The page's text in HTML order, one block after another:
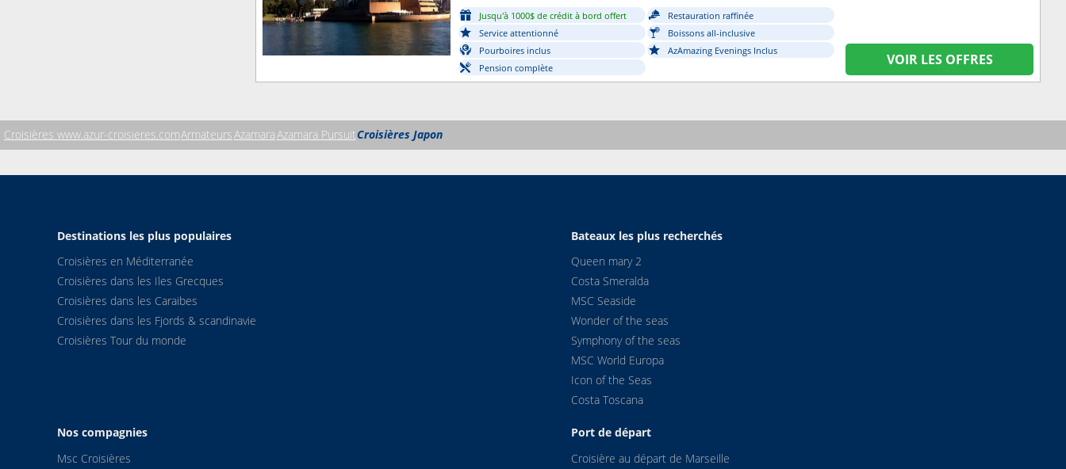
Jusqu'à 1000$ de crédit à bord offert
Restauration raffinée
Service attentionné
Boissons all-inclusive
Pourboires inclus
AzAmazing Evenings Inclus
Pension complète
VOIR LES OFFRES
Croisières www.azur-croisieres.comArmateursAzamaraAzamara PursuitCroisières Japon
Destinations les plus populaires
Croisières en Méditerranée
Croisières dans les Iles Grecques
Croisières dans les Caraibes
Croisières dans les Fjords & scandinavie
Croisières Tour du monde
Bateaux les plus recherchés
Queen mary 2
Costa Smeralda
MSC Seaside
Wonder of the seas
Symphony of the seas
MSC World Europa
Icon of the Seas
Costa Toscana
Nos compagnies
Msc Croisières
Port de départ
Croisière au départ de Marseille